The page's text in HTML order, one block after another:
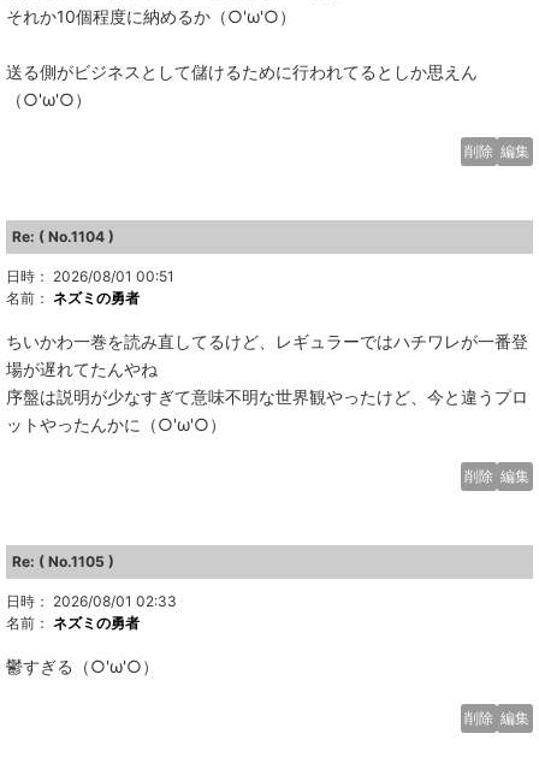
それか10個程度に納めるか（○'ω'○）
送る側がビジネスとして儲けるために行われてるとしか思えん
（○'ω'○）
編集
削除
Re: ( No.1104 )
日時： 2026/08/01 00:51
名前： ネズミの勇者
ちいかわ一巻を読み直してるけど、レギュラーではハチワレが一番登
場が遅れてたんやね
序盤は説明が少なすぎて意味不明な世界観やったけど、今と違うプロ
ットやったんかに（○'ω'○）
編集
削除
Re: ( No.1105 )
日時： 2026/08/01 02:33
名前： ネズミの勇者
鬱すぎる（○'ω'○）
編集
削除